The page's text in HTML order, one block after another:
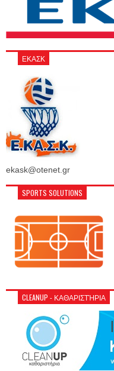
ΕΚΑΣΚ
ekask@otenet.gr
SPORTS SOLUTIONS
CLEANUP - ΚΑΘΑΡΙΣΤΉΡΙΑ